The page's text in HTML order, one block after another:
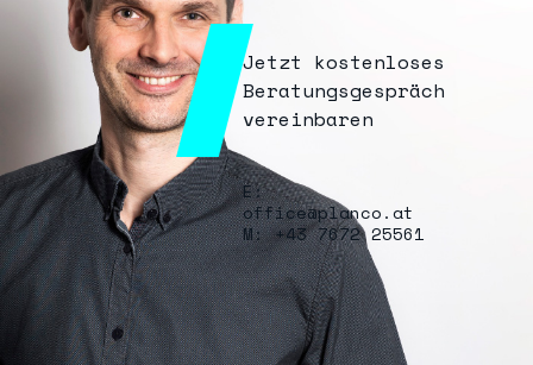
Jetzt kostenloses
Beratungsgespräch
vereinbaren
E:
office@planco.at
M: +43 7672 25561